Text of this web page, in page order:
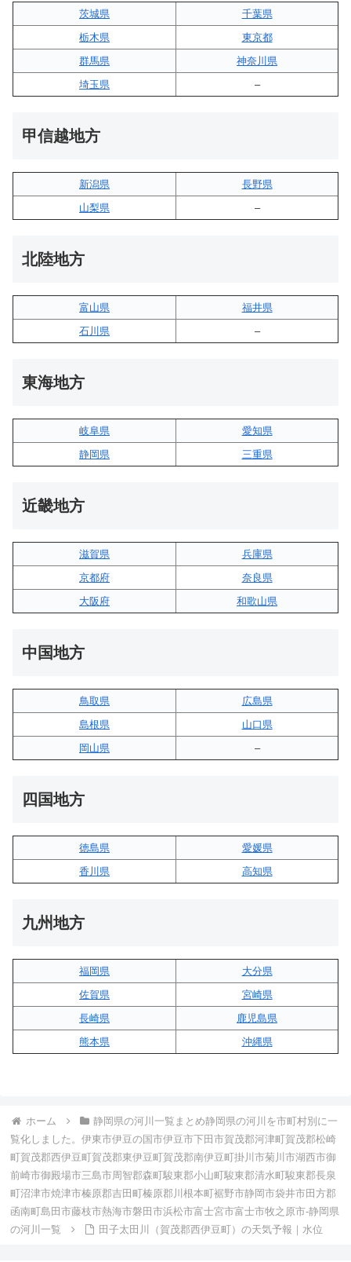
茨城県
千葉県
栃木県
東京都
群馬県
神奈川県
埼玉県
–
甲信越地方
新潟県
長野県
山梨県
–
北陸地方
富山県
福井県
石川県
–
東海地方
岐阜県
愛知県
静岡県
三重県
近畿地方
滋賀県
兵庫県
京都府
奈良県
大阪府
和歌山県
中国地方
鳥取県
広島県
島根県
山口県
岡山県
–
四国地方
徳島県
愛媛県
香川県
高知県
九州地方
福岡県
大分県
佐賀県
宮崎県
長崎県
鹿児島県
熊本県
沖縄県
ホーム
静岡県の河川一覧まとめ静岡県の河川を市町村別に一
覧化しました。伊東市伊豆の国市伊豆市下田市賀茂郡河津町賀茂郡松崎
町賀茂郡西伊豆町賀茂郡東伊豆町賀茂郡南伊豆町掛川市菊川市湖西市御
前崎市御殿場市三島市周智郡森町駿東郡小山町駿東郡清水町駿東郡長泉
町沼津市焼津市榛原郡吉田町榛原郡川根本町裾野市静岡市袋井市田方郡
函南町島田市藤枝市熱海市磐田市浜松市富士宮市富士市牧之原市-静岡県
の河川一覧
田子太田川（賀茂郡西伊豆町）の天気予報｜水位